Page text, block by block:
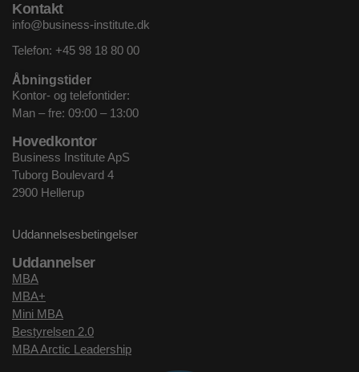
Kontakt
info@business-institute.dk
Telefon: +45 98 18 80 00
Åbningstider
Kontor- og telefontider:
Man – fre: 09:00 – 13:00
Hovedkontor
Business Institute ApS
Tuborg Boulevard 4
2900 Hellerup
Uddannelsesbetingelser
Uddannelser
MBA
MBA+
Mini MBA
Bestyrelsen 2.0
MBA Arctic Leadership